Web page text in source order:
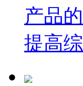
产品
提高